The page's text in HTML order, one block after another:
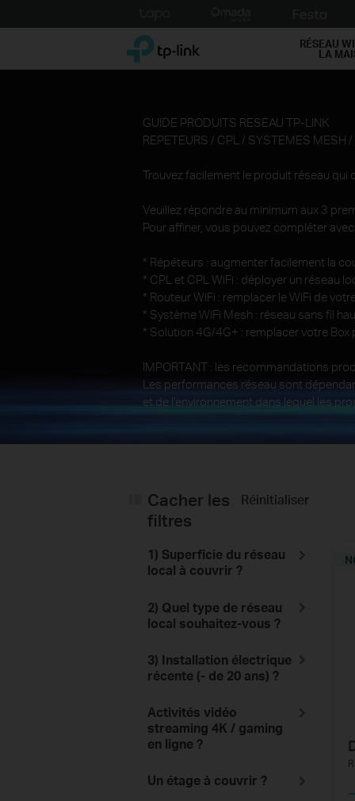
to
TP-Link, Reliably Smart RÉSEAU
LA
GUIDE PRODUITS RESEAU TP-LINK
REPETEURS / CPL / SYSTEMES MESH
Trouvez facilement le produit réseau
Veuillez répondre au minimum aux 3
Pour affiner, vous pouvez compléter
* Répéteurs : augmenter facilement la
* CPL et CPL WiFi : déployer un réseau
* Routeur WiFi : remplacer le WiFi de
* Système WiFi Mesh : réseau sans fil
* Solution 4G/4G+ : remplacer votre
IMPORTANT : les recommandations
Les performances réseau sont
et de l'environnement dans lequel les
Réinitialiser
Cacher les
filtres
1) Superficie du réseau
local à couvrir ?
2) Quel type de réseau
local souhaitez-vous ?
3) Installation électrique
récente (- de 20 ans) ?
Activités vidéo
streaming 4K / gaming
en ligne ?
Un étage à couvrir ?